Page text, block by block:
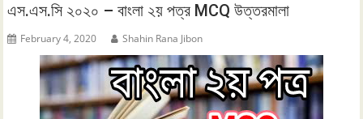
এস.এস.সি ২০২০ – বাংলা ২য় পত্র MCQ উত্তরমালা
February 4, 2020 Shahin Rana Jibon